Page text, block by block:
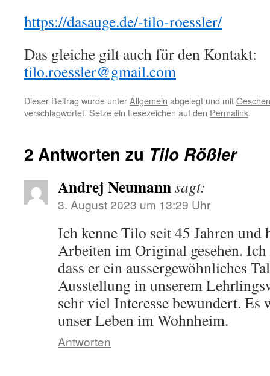
https://dasauge.de/-tilo-roessler/
Das gleiche gilt auch für den Kontakt:
tilo.roessler@gmail.com
Dieser Beitrag wurde unterAllgemein abgelegt und mit
verschlagwortet. Setze ein Lesezeichen auf den Permalink.
2 Antworten zu Tilo Rößler
Andrej Neumannsagt:
3. August 2023 um 13:29 Uhr
Ich kenne Tilo seit 45 Jahren und
Arbeiten im Original gesehen.
dass er ein aussergewöhnliches
Ausstellung in unserem
sehr viel Interesse bewundert. Es
unser Leben im Wohnheim.
Antworten